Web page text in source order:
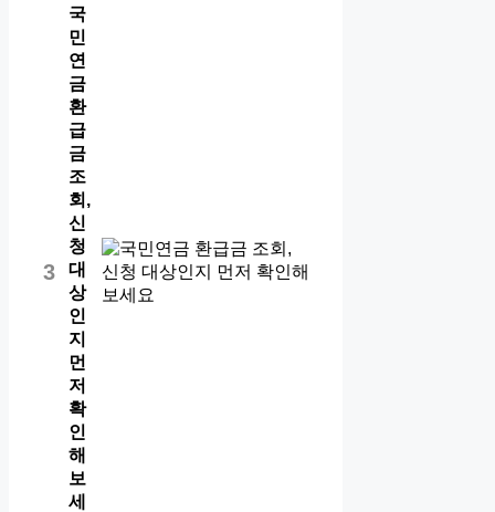
3
국
민
연
금
환
급
금
조
회,
신
청
대
상
인
지
먼
저
확
인
해
보
세